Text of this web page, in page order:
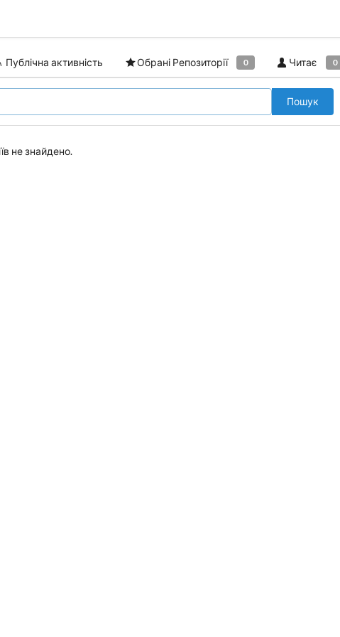
Публічна активність Обрані Репозиторії 0 Читає 0
Пошук
не знайдено.